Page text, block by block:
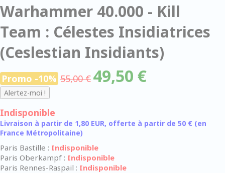
Warhammer 40.000 - Kill
Team : Célestes Insidiatrices
(Ceslestian Insidiants)
Promo -10% 55,00 € 49,50 €
Indisponible
Livraison à partir de 1,80 EUR, offerte à partir de 50 € (en
France Métropolitaine)
Paris Bastille : Indisponible
Paris Oberkampf : Indisponible
Paris Rennes-Raspail : Indisponible